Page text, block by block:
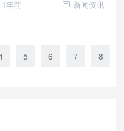
的问题往往具有一定
片式自动回复系统，让您
1年前 新闻资讯
5 6 7 8